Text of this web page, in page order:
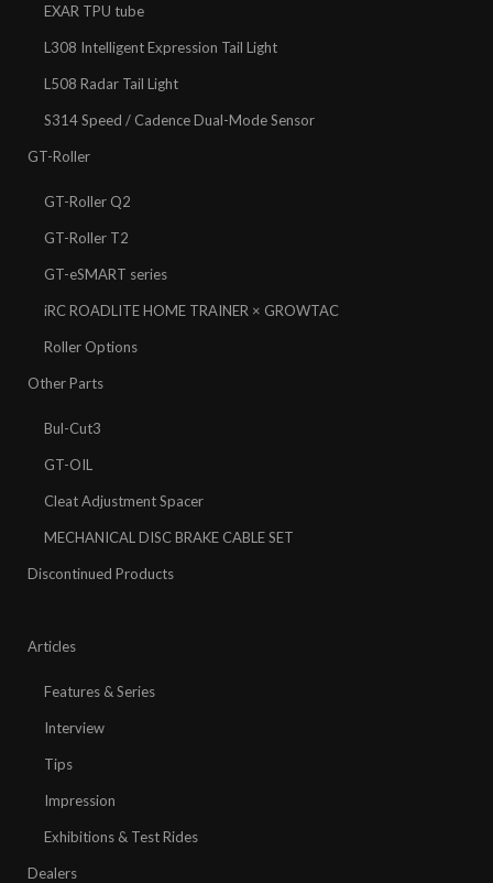
EXAR TPU tube
L308 Intelligent Expression Tail Light
L508 Radar Tail Light
S314 Speed / Cadence Dual-Mode Sensor
GT-Roller
GT-Roller Q2
GT-Roller T2
GT-eSMART series
iRC ROADLITE HOME TRAINER × GROWTAC
Roller Options
Other Parts
Bul-Cut3
GT-OIL
Cleat Adjustment Spacer
MECHANICAL DISC BRAKE CABLE SET
Discontinued Products
Articles
Features & Series
Interview
Tips
Impression
Exhibitions & Test Rides
Dealers